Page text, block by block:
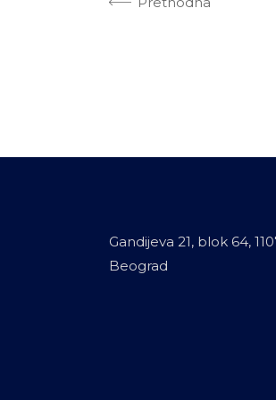
Gandijeva 21, blok 64,
Beograd